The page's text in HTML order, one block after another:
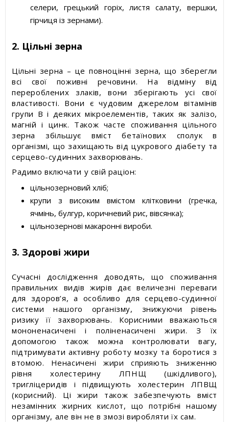
селери, грецький горіх, листя салату, вершки,
гірчиця із зернами).
2. Цільні зерна
Цільні зерна – це повноцінні зерна, що зберегли
всі свої поживні речовини. На відміну від
перероблених злаків, вони зберігають усі свої
властивості. Вони є чудовим джерелом вітамінів
групи В і деяких мікроелементів, таких як залізо,
магній і цинк. Також часте споживання цільного
зерна збільшує вміст бетаїнових сполук в
організмі, що захищають від цукрового діабету та
серцево-судинних захворювань.
Радимо включати у свій раціон:
цільнозерновий хліб;
крупи з високим вмістом клітковини (гречка,
ячмінь, булгур, коричневий рис, вівсянка);
цільнозернові макаронні вироби.
3. Здорові жири
Сучасні дослідження доводять, що споживання
правильних видів жирів дає величезні переваги
для здоров’я, а особливо для серцево-судинної
системи нашого організму, знижуючи рівень
ризику її захворювань. Корисними вважаються
мононенасичені і поліненасичені жири. З їх
допомогою також можна контролювати вагу,
підтримувати активну роботу мозку та боротися з
втомою. Ненасичені жири сприяють зниженню
рівня холестерину ЛПНЩ (шкідливого),
тригліцеридів і підвищують холестерин ЛПВЩ
(корисний). Ці жири також забезпечують вміст
незамінних жирних кислот, що потрібні нашому
організму, але він не в змозі виробляти їх сам.